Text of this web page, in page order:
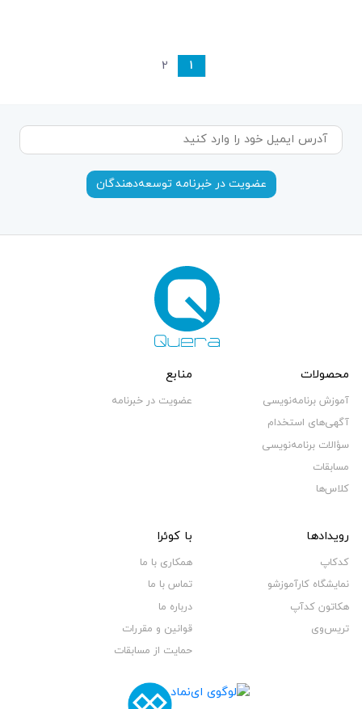
1
2
عضویت در خبرنامه توسعه‌دهندگان‌
محصولات
آموزش برنامه‌نویسی
آگهی‌های استخدام
سؤالات برنامه‌نویسی
مسابقات
کلاس‌ها
منابع
عضویت در خبرنامه
رویدادها
کدکاپ
نمایشگاه کارآموزشو
هکاتون کدآپ
تریس‌وی
با کوئرا
همکاری با ما
تماس با ما
درباره ما
قوانین و مقررات
حمایت از مسابقات